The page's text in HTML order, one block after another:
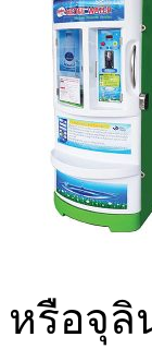
หรือจุลิ